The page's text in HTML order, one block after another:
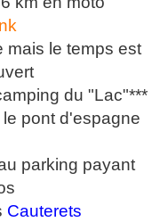
mais le temps est
du "Lac"***
pont d'espagne
parking payant
Cauterets